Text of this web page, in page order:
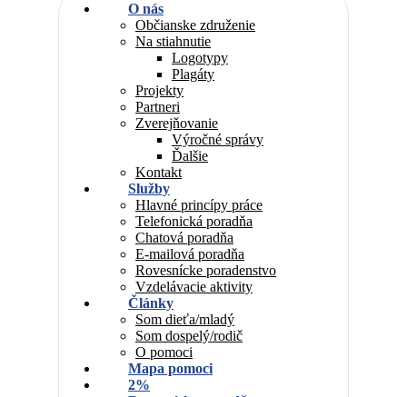
O nás
Občianske združenie
Na stiahnutie
Logotypy
Plagáty
Projekty
Partneri
Zverejňovanie
Výročné správy
Ďalšie
Kontakt
Služby
Hlavné princípy práce
Telefonická poradňa
Chatová poradňa
E-mailová poradňa
Rovesnícke poradenstvo
Vzdelávacie aktivity
Články
Som dieťa/mladý
Som dospelý/rodič
O pomoci
Mapa pomoci
2%